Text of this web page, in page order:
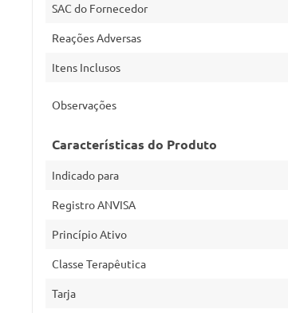
SAC do Fornecedor
Reações Adversas
Itens Inclusos
Observações
Características do Produto
Indicado para
Registro ANVISA
Princípio Ativo
Classe Terapêutica
Tarja